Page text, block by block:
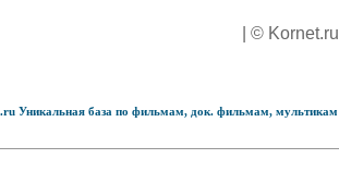
| ©
Уникальная база по фильмам, док. фильмам,